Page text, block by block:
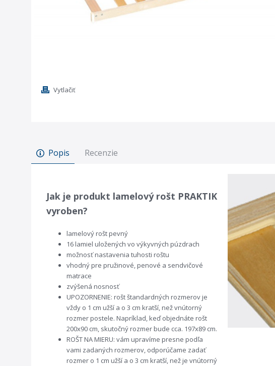
Vytlačiť
Popis Recenzie
Jak je produkt lamelový rošt PRAKTIK
vyroben?
lamelový rošt pevný
16 lamiel uložených vo výkyvných púzdrach
možnosť nastavenia tuhosti roštu
vhodný pre pružinové, penové a sendvičové
matrace
zvýšená nosnosť
UPOZORNENIE: rošt štandardných rozmerov je
vždy o 1 cm užší a o 3 cm kratší, než vnútorný
rozmer postele. Napríklad, keď objednáte rošt
200x90 cm, skutočný rozmer bude cca. 197x89 cm.
ROŠT NA MIERU: vám upravíme presne podľa
vami zadaných rozmerov, odporúčame zadať
rozmer o 1 cm užší a o 3 cm kratší, než je vnútorný